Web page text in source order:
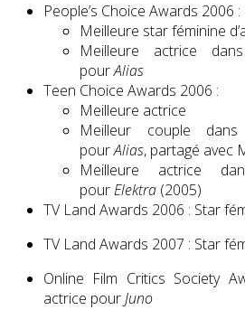
People’s Choice Awards 2006 :
Meilleure star féminine
Meilleure actrice
pourAlias
Teen Choice Awards 2006 :
Meilleure actrice
Meilleur couple
pourAlias, partagé avec
Meilleure actrice
pourElektra (2005)
TV Land Awards 2006 : Star
TV Land Awards 2007 : Star
Online Film Critics Society
actrice pourJuno